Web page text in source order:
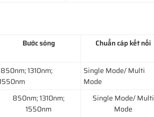
Bước sóng Chuẩn cáp kết nối
850nm; 1310nm;
Single Mode/ Multi
Mode
850nm; 1310nm;
1550nm
Single Mode/ Multi
Mode